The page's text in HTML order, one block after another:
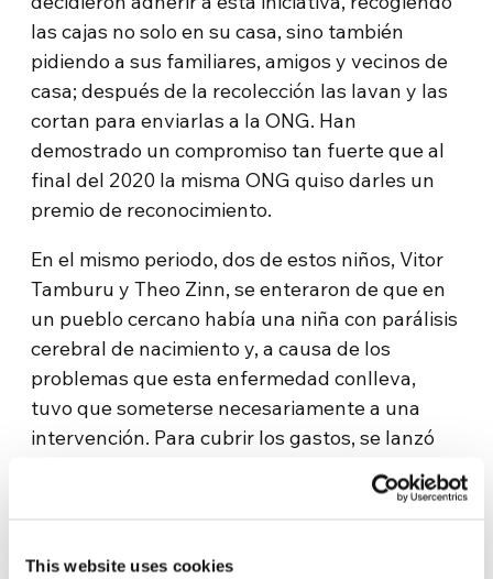
This website uses cookies
las cajas no solo en su casa, sino también
pidiendo a sus familiares, amigos y vecinos de
casa; después de la recolección las lavan y las
cortan para enviarlas a la ONG. Han
demostrado un compromiso tan fuerte que al
final del 2020 la misma ONG quiso darles un
premio de reconocimiento.
En el mismo periodo, dos de estos niños, Vitor
Tamburu y Theo Zinn, se enteraron de que en
un pueblo cercano había una niña con parálisis
cerebral de nacimiento y, a causa de los
problemas que esta enfermedad conlleva,
tuvo que someterse necesariamente a una
intervención. Para cubrir los gastos, se lanzó
una licitación para recolectar 52 toneladas de
tapas plásticas, de las que se usan en las
etc. El compromiso de Vitor y Theo, junto con